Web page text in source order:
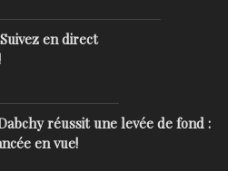
en direct
réussit une levée de fond :
en vue!